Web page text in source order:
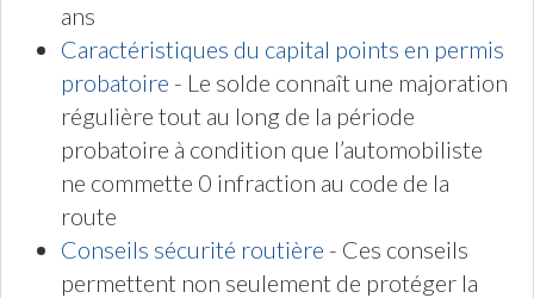
ans
Caractéristiques du capital points en permis
probatoire - Le solde connaît une majoration
régulière tout au long de la période
probatoire à condition que l’automobiliste
ne commette 0 infraction au code de la
route
Conseils sécurité routière - Ces conseils
permettent non seulement de protéger la